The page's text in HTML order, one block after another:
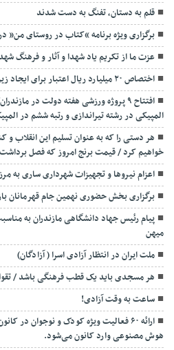
قلم به دستان، تفنگ به دست شدند
برگزاری ویژه برنامه “کتاب در روستای من”
عزت ما از تکریم یاد شهدا و آثار و فرهنگ
اختصاص ۲۰ میلیارد ریال اعتبار برای ایجاد زیرساخت دریاچه الندان ساری
افتتاح ۹ پروژه ورزشی هفته دولت در
المپیکی در رشته تیراندازی و رتبه ششم در المپیک ۲۰۲۴
هر دستی را که به عنوان تسلیم این انقلاب
خواهیم کرد / قیمت برنج امروز که فصل
اعزام نیروها و تجهیزات شهرداری ساری به
برگزاری بخش حضوری نهمین جام قهرمانان
پیام رئیس جهاد دانشگاهی مازندران به
میهن
ملت ایران در انتظار آزادی اسرا ( آزادگان)
هر مسجدی باید یک قطب فرهنگی باشد /
ساعت به وقت آزادی!
ارائه ۶۰ فعالیت ویژه کودک و نوجوان
هوش مصنوعی وارد کانون می‌شود.